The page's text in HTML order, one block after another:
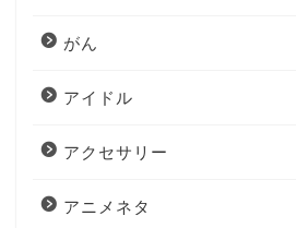
がん
アイドル
アクセサリー
アニメネタ